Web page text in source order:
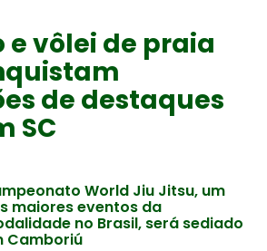
vôlei de praia
de destaques
SC
World Jiu Jitsu, um
maiores eventos da
no Brasil, será sediado
Camboriú